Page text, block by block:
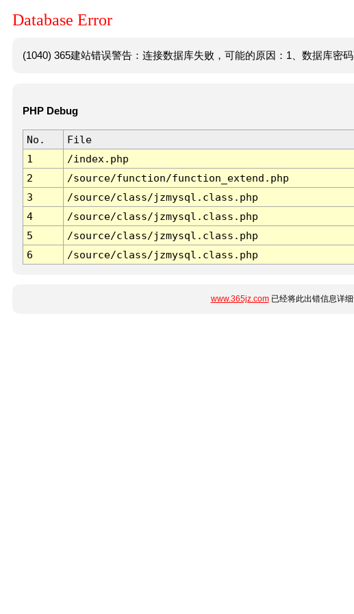
Database Error
(1040) 365建站错误警告：连接数据库失败，可能的原因：1、数据库密码
PHP Debug
No. File
1
/index.php
2
/source/function/function_extend.php
3
/source/class/jzmysql.class.php
4
/source/class/jzmysql.class.php
5
/source/class/jzmysql.class.php
6
/source/class/jzmysql.class.php
www.365jz.com已经将此出错信息详